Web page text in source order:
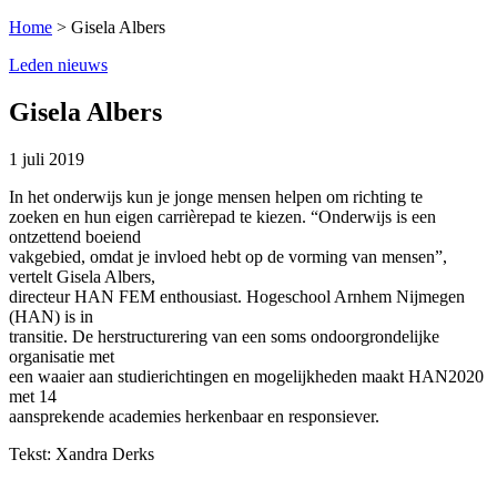
Home > Gisela Albers
Leden nieuws
Gisela Albers
1 juli 2019
In het onderwijs kun je jonge mensen helpen om richting te
zoeken en hun eigen carrièrepad te kiezen. “Onderwijs is een
ontzettend boeiend
vakgebied, omdat je invloed hebt op de vorming van mensen”,
vertelt Gisela Albers,
directeur HAN FEM enthousiast. Hogeschool Arnhem Nijmegen
(HAN) is in
transitie. De herstructurering van een soms ondoorgrondelijke
organisatie met
een waaier aan studierichtingen en mogelijkheden maakt HAN2020
met 14
aansprekende academies herkenbaar en responsiever.
Tekst: Xandra Derks